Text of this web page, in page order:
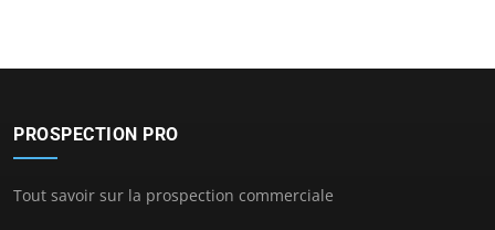
PROSPECTION PRO
Tout savoir sur la prospection commerciale